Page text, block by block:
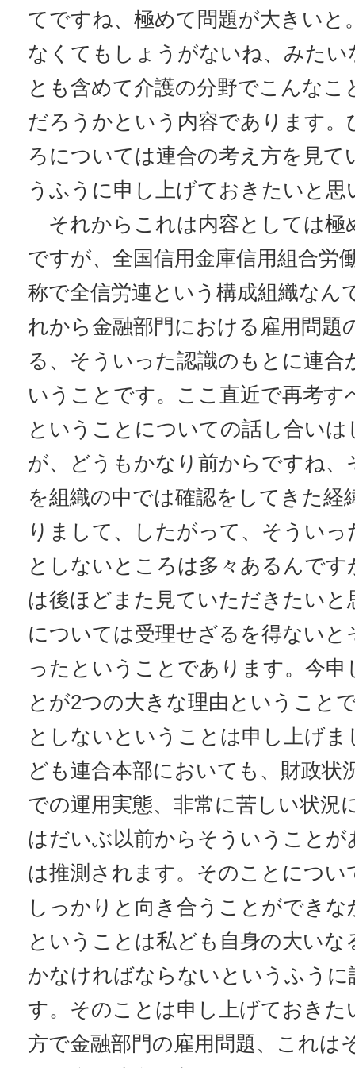
てですね、極めて問題が大きいと
なくてもしょうがないね、みたい
とも含めて介護の分野でこんなこ
だろうかという内容であります
ろについては連合の考え方を見て
うふうに申し上げておきたいと思
それからこれは内容としては極
ですが、全国信用金庫信用組合労
称で全信労連という構成組織なん
れから金融部門における雇用問題
る、そういった認識のもとに連合
いうことです。ここ直近で再考す
ということについての話し合い
が、どうもかなり前からですね、
を組織の中では確認をしてきた経
りまして、したがって、そういっ
としないところは多々あるんで
は後ほどまた見ていただきたいと
については受理せざるを得ないと
ったということであります。今
とが2つの大きな理由ということ
としないということは申し上げ
ども連合本部においても、財政状
での運用実態、非常に苦しい状況
はだいぶ以前からそういうこと
は推測されます。そのことについ
しっかりと向き合うことができ
ということは私ども自身の大いな
かなければならないというふう
す。そのことは申し上げておきた
方で金融部門の雇用問題、これは